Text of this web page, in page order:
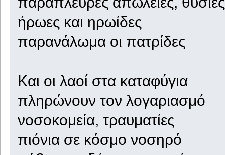
ήρωες και ηρωίδες
παρανάλωμα οι πατρίδες
Και οι λαοί στα καταφύγια
πληρώνουν τον λογαριασμό
νοσοκομεία, τραυματίες
πιόνια σε κόσμο νοσηρό